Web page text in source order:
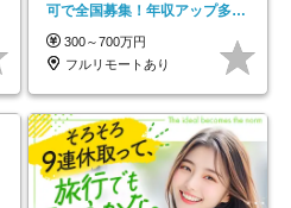
可で全国募集！年収アップ多数
★年休最大130日★
300～700万円
フルリモートあり